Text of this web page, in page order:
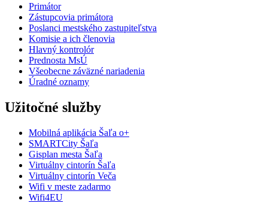
Primátor
Zástupcovia primátora
Poslanci mestského zastupiteľstva
Komisie a ich členovia
Hlavný kontrolór
Prednosta MsÚ
Všeobecne záväzné nariadenia
Úradné oznamy
Užitočné služby
Mobilná aplikácia Šaľa o+
SMARTCity Šaľa
Gisplan mesta Šaľa
Virtuálny cintorín Šaľa
Virtuálny cintorín Veča
Wifi v meste zadarmo
Wifi4EU